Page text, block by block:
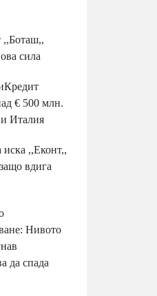
,,Боташ,,
сила
€ 500 млн.
Италия
иска ,,Еконт,,
вдига
Нивото
да спада